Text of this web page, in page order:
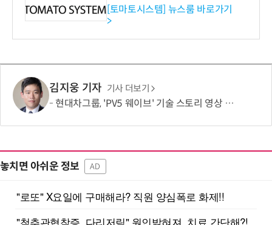
기관·보험사 공략”
[토마토시스템] 뉴스룸 바로가기
>
김지웅 기자 기사 더보기
현대차그룹, 'PV5 웨이브' 기술 스토리 영상 조회수 1000만뷰 돌파
놓치면 아쉬운 정보 AD